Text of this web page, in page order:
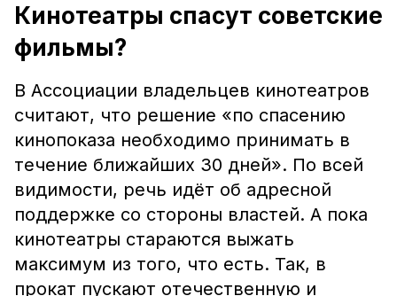
Кинотеатры спасут советские
фильмы?
В Ассоциации владельцев кинотеатров
считают, что решение «по спасению
кинопоказа необходимо принимать в
течение ближайших 30 дней». По всей
видимости, речь идёт об адресной
поддержке со стороны властей. А пока
кинотеатры стараются выжать
максимум из того, что есть. Так, в
прокат пускают отечественную и